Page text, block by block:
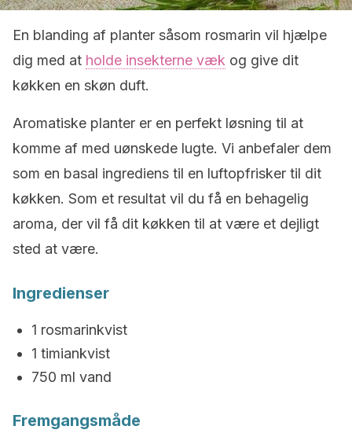
En blanding af planter såsom rosmarin vil hjælpe
dig med at holde insekterne væk og give dit
køkken en skøn duft.
Aromatiske planter er en perfekt løsning til at
komme af med uønskede lugte. Vi anbefaler dem
som en basal ingrediens til en luftopfrisker til dit
køkken. Som et resultat vil du få en behagelig
aroma, der vil få dit køkken til at være et dejligt
sted at være.
Ingredienser
1 rosmarinkvist
1 timiankvist
750 ml vand
Fremgangsmåde